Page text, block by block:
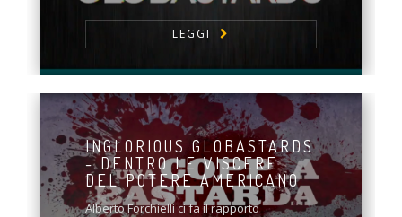
LEGGI
INGLORIOUS GLOBASTARDS
- DENTRO LE VISCERE
DEL POTERE AMERICANO
Alberto Forchielli ci fa il rapporto